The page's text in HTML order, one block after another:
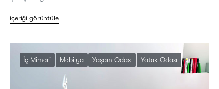
içeriği görüntüle
İç Mimari Mobilya Yaşam Odası Yatak Odası